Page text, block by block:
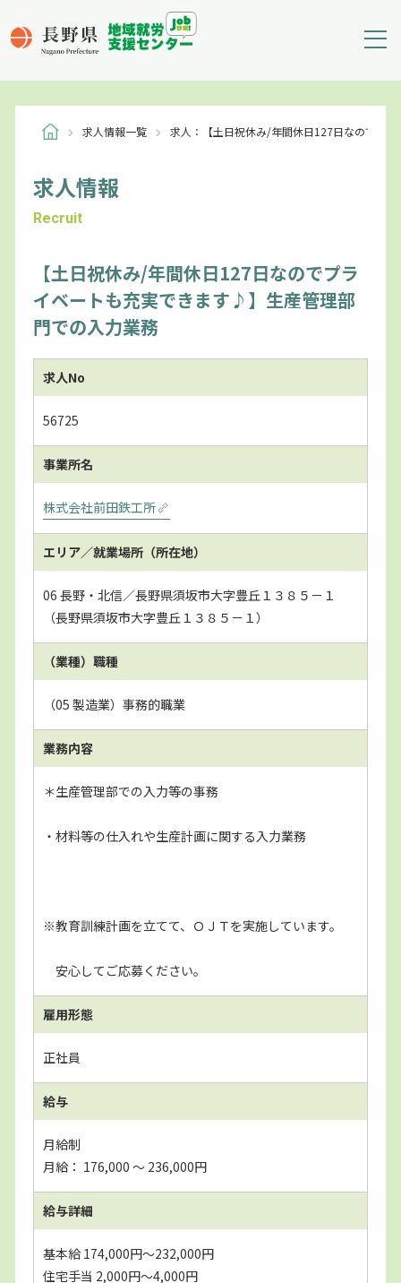
求人情報一覧 求人：【土日祝休み/年間休日127日なのでプ
求人情報
Recruit
【土日祝休み/年間休日127日なのでプラ
イベートも充実できます♪】生産管理部
門での入力業務
求人No
56725
事業所名
株式会社前田鉄工所
エリア／就業場所（所在地）
06 長野・北信／長野県須坂市大字豊丘１３８５－１
（長野県須坂市大字豊丘１３８５－１）
（業種）職種
（05 製造業）事務的職業
業務内容
＊生産管理部での入力等の事務
・材料等の仕入れや生産計画に関する入力業務
※教育訓練計画を立てて、ＯＪＴを実施しています。
安心してご応募ください。
雇用形態
正社員
給与
月給制
月給： 176,000 〜 236,000円
給与詳細
基本給 174,000円～232,000円
住宅手当 2,000円～4,000円